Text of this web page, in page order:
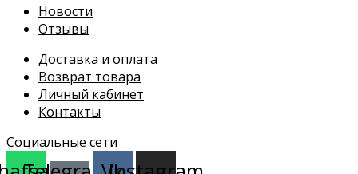
Новости
Отзывы
Доставка и оплата
Возврат товара
Личный кабинет
Контакты
Социальные сети